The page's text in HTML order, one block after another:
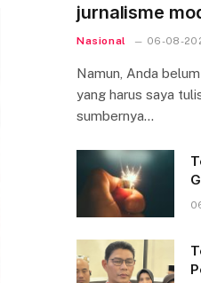
jurnalisme
Nasional 06-08-
Namun, Anda
yang harus saya
sumbernya…